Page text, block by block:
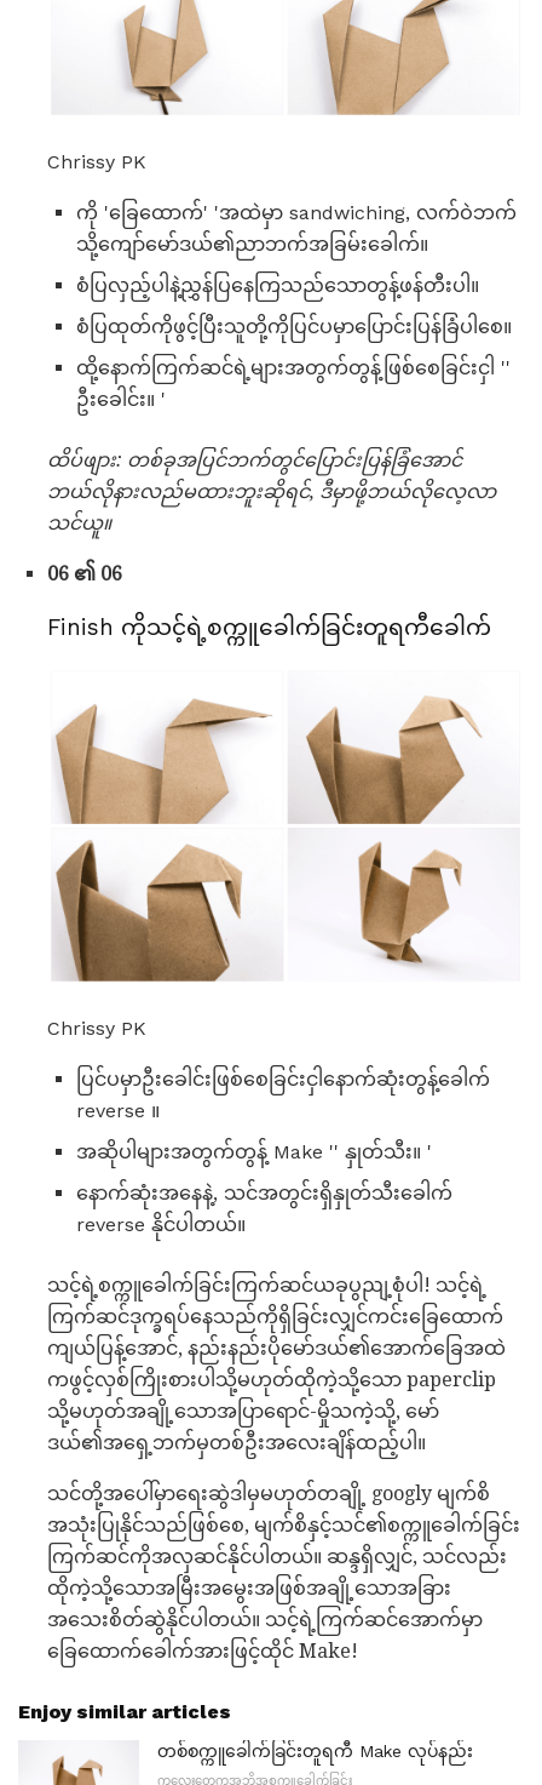
Chrissy PK
ကို 'ခြေထောက်' 'အထဲမှာ sandwiching, လက်ဝဲဘက်
သို့ကျော်မော်ဒယ်၏ညာဘက်အခြမ်းခေါက်။
စံပြလှည့်ပါနဲ့ညွှန်ပြနေကြသည်သောတွန့်ဖန်တီးပါ။
စံပြထုတ်ကိုဖွင့်ပြီးသူတို့ကိုပြင်ပမှာပြောင်းပြန်ခြံပါစေ။
ထို့နောက်ကြက်ဆင်ရဲ့များအတွက်တွန့်ဖြစ်စေခြင်းငှါ ''
ဦးခေါင်း။ '
ထိပ်ဖျား: တစ်ခုအပြင်ဘက်တွင်ပြောင်းပြန်ခြံအောင်
ဘယ်လိုနားလည်မထားဘူးဆိုရင်, ဒီမှာဖို့ဘယ်လိုလေ့လာ
သင်ယူ။
06 ၏ 06
Finish ကိုသင့်ရဲ့စက္ကူခေါက်ခြင်းတူရကီခေါက်
Chrissy PK
ပြင်ပမှာဦးခေါင်းဖြစ်စေခြင်းငှါနောက်ဆုံးတွန့်ခေါက်
reverse ။
အဆိုပါများအတွက်တွန့် Make '' နှုတ်သီး။ '
နောက်ဆုံးအနေနဲ့, သင်အတွင်းရှိနှုတ်သီးခေါက်
reverse နိုင်ပါတယ်။
သင့်ရဲ့စက္ကူခေါက်ခြင်းကြက်ဆင်ယခုပွညျ့စုံပါ! သင့်ရဲ့
ကြက်ဆင်ဒုက္ခရပ်နေသည်ကိုရှိခြင်းလျှင်ကင်းခြေထောက်
ကျယ်ပြန့်အောင်, နည်းနည်းပိုမော်ဒယ်၏အောက်ခြေအထဲ
ကဖွင့်လှစ်ကြိုးစားပါသို့မဟုတ်ထိုကဲ့သို့သော paperclip
သို့မဟုတ်အချို့သောအပြာရောင်-မှိုသကဲ့သို့, မော်
ဒယ်၏အရှေ့ဘက်မှတစ်ဦးအလေးချိန်ထည့်ပါ။
သင်တို့အပေါ်မှာရေးဆွဲဒါမှမဟုတ်တချို့ googly မျက်စိ
အသုံးပြုနိုင်သည်ဖြစ်စေ, မျက်စိနှင့်သင်၏စက္ကူခေါက်ခြင်း
ကြက်ဆင်ကိုအလှဆင်နိုင်ပါတယ်။ ဆန္ဒရှိလျှင်, သင်လည်း
ထိုကဲ့သို့သောအမြီးအမွေးအဖြစ်အချို့သောအခြား
အသေးစိတ်ဆွဲနိုင်ပါတယ်။ သင့်ရဲ့ကြက်ဆင်အောက်မှာ
ခြေထောက်ခေါက်အားဖြင့်ထိုင် Make!
Enjoy similar articles
တစ်စက္ကူခေါက်ခြင်းတူရကီ Make လုပ်နည်း
ကလေးတွေကအဘို့အစက္ကူခေါက်ခြင်း